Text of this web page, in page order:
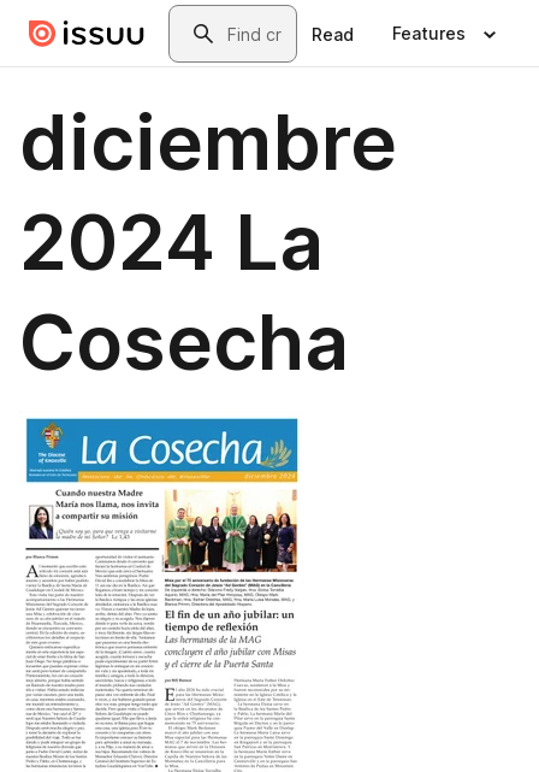
Skip to main contentSearch
Read Features
diciembre
2024 La
Cosecha